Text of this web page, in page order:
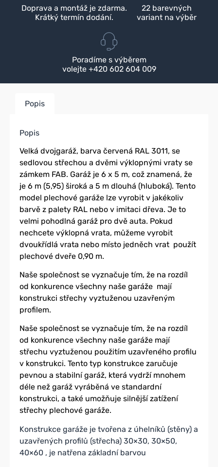
Doprava a montáž je zdarma.
Krátký termín dodání.
22 barevných
variant na výběr
Poradíme s výběrem
volejte +420 602 604 009
Popis
Popis
Velká dvojgaráž, barva červená RAL 3011, se
sedlovou střechou a dvěmi výklopnými vraty se
zámkem FAB. Garáž je 6 x 5 m, což znamená, že
je 6 m (5,95) široká a 5 m dlouhá (hluboká). Tento
model plechové garáže lze vyrobit v jakékoliv
barvě z palety RAL nebo v imitaci dřeva. Je to
velmi pohodlná garáž pro dvě auta. Pokud
nechcete výklopná vrata, můžeme vyrobit
dvoukřídlá vrata nebo místo jedněch vrat použít
plechové dveře 0,90 m.
Naše společnost se vyznačuje tím, že na rozdíl
od konkurence všechny naše garáže mají
konstrukci střechy vyztuženou uzavřeným
profilem.
Naše společnost se vyznačuje tím, že na rozdíl
od konkurence všechny naše garáže mají
střechu vyztuženou použitím uzavřeného profilu
v konstrukci. Tento typ konstrukce zaručuje
pevnou a stabilní garáž, která vydrží mnohem
déle než garáž vyráběná ve standardní
konstrukci, a také umožňuje silnější zatížení
střechy plechové garáže.
Konstrukce garáže je tvořena z úhelníků (stěny) a
uzavřených profilů (střecha) 30×30, 30×50,
40×60 , je natřena základní barvou